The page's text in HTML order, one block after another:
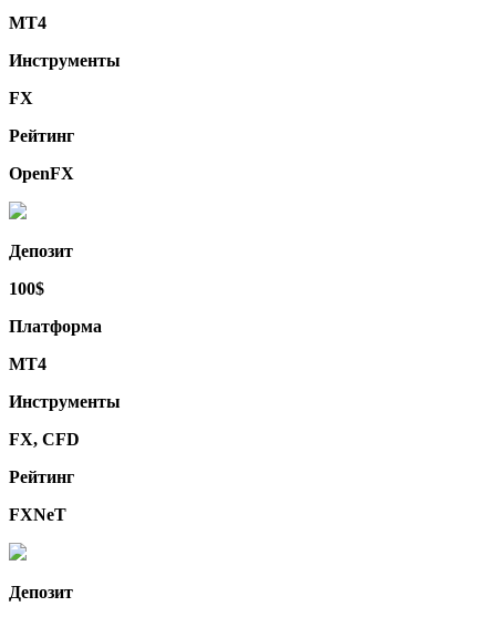
MT4
Инструменты
FX
Рейтинг
OpenFX
Депозит
100$
Платформа
MT4
Инструменты
FX, CFD
Рейтинг
FXNeT
Депозит